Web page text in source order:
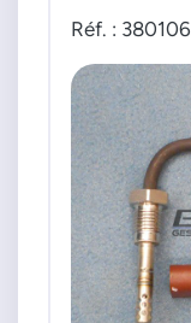
Réf. : 380106